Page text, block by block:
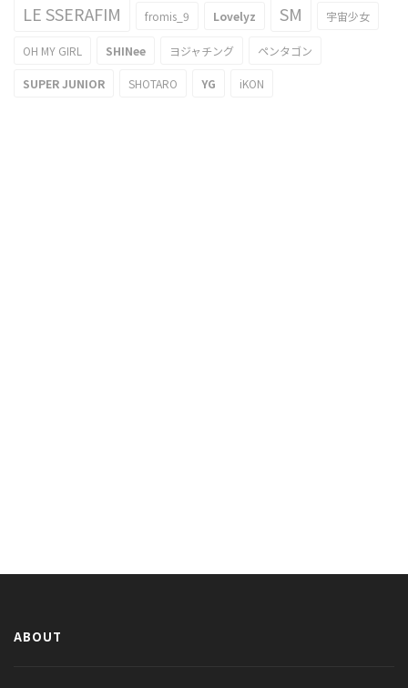
LE SSERAFIM fromis_9 Lovelyz SM 宇宙少女
OH MY GIRL SHINee ヨジャチング ペンタゴン
SUPER JUNIOR SHOTARO YG iKON
ABOUT